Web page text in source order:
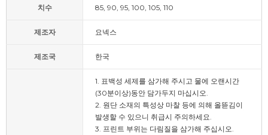
치수 85, 90, 95, 100, 105, 110
제조자 요넥스
제조국 한국
1. 표백성 세제를 삼가해 주시고 물에 오랜시간
(30분이상)동안 담가두지 마십시오.
2. 원단 소재의 특성상 마찰 등에 의해 올뜯김이
발생할 수 있으니 취급시 주의하세요.
3. 프린트 부위는 다림질을 삼가해 주십시오.